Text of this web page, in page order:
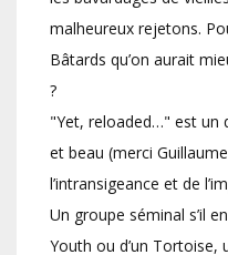
malheureux rejetons.
Bâtards qu’on aurait
?
"Yet, reloaded…" est un
et beau (merci
l’intransigeance et de
Un groupe séminal s’il
Youth ou d’un Tortoise,